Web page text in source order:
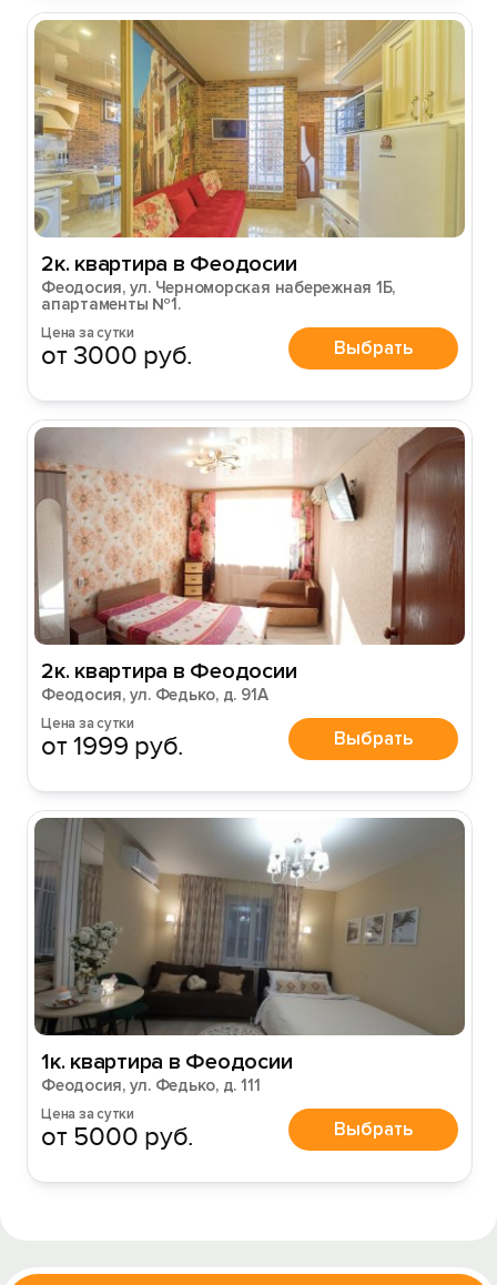
2к. квартира в Феодосии
Феодосия, ул. Черноморская набережная 1Б,
апартаменты №1.
Цена за сутки
от 3000 руб. Выбрать
2к. квартира в Феодосии
Феодосия, ул. Федько, д. 91А
Цена за сутки
от 1999 руб. Выбрать
1к. квартира в Феодосии
Феодосия, ул. Федько, д. 111
Цена за сутки
от 5000 руб. Выбрать